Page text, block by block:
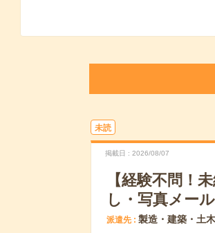
未読
掲載日 2026/08/07
【経験不問！
し・写真メー
派遣先 製造・建築・土